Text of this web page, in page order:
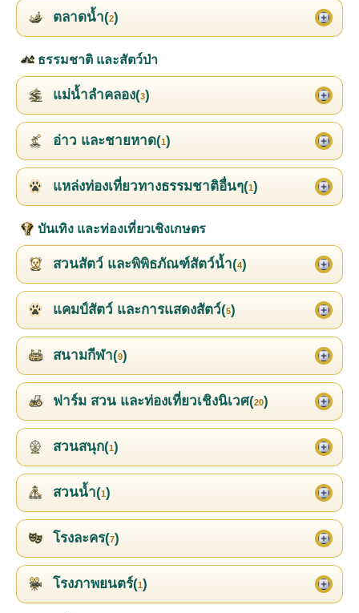
ตลาดน้ำ(2)
ธรรมชาติ และสัตว์ป่า
แม่น้ำลำคลอง(3)
อ่าว และชายหาด(1)
แหล่งท่องเที่ยวทางธรรมชาติอื่นๆ(1)
บันเทิง และท่องเที่ยวเชิงเกษตร
สวนสัตว์ และพิพิธภัณฑ์สัตว์น้ำ(4)
แคมป์สัตว์ และการแสดงสัตว์(5)
สนามกีฬา(9)
ฟาร์ม สวน และท่องเที่ยวเชิงนิเวศ(20)
สวนสนุก(1)
สวนน้ำ(1)
โรงละคร(7)
โรงภาพยนตร์(1)